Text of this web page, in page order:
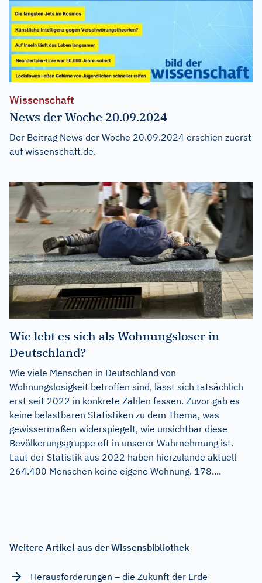
Wissenschaft
News der Woche 20.09.2024
Der Beitrag News der Woche 20.09.2024 erschien zuerst
auf wissenschaft.de.
Wie lebt es sich als Wohnungsloser in
Deutschland?
Wie viele Menschen in Deutschland von
Wohnungslosigkeit betroffen sind, lässt sich tatsächlich
erst seit 2022 in konkrete Zahlen fassen. Zuvor gab es
keine belastbaren Statistiken zu dem Thema, was
gewissermaßen widerspiegelt, wie unsichtbar diese
Bevölkerungsgruppe oft in unserer Wahrnehmung ist.
Laut der Statistik aus 2022 haben hierzulande aktuell
264.400 Menschen keine eigene Wohnung. 178....
Weitere Artikel aus der Wissensbibliothek
Herausforderungen – die Zukunft der Erde